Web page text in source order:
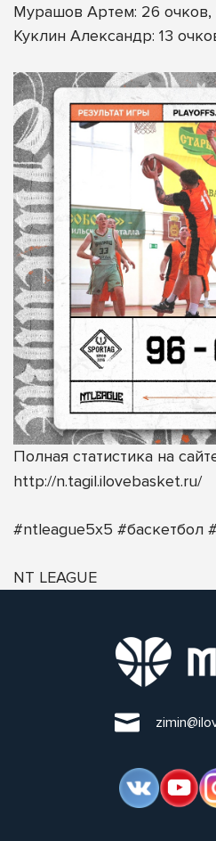
Мурашов Артем: 26 очков,
Куклин Александр: 13
Полная статистика на
http://n.tagil.ilovebasket.ru/
#ntleague5х5 #баскетбол
NT LEAGUE